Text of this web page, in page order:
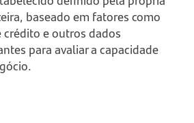
baseado em fatores como
crédito e outros dados
para avaliar a capacidade